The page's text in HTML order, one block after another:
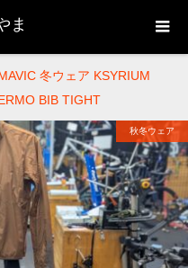
ま
冬ウェア KSYRIUM
BIB TIGHT
秋冬ウェア